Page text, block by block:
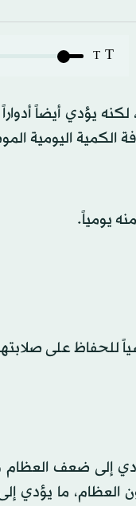
T
T
يؤدي أيضاً
اليومية
يومياً.
للحفاظ على
إلى ضعف العظام
ما يؤدي